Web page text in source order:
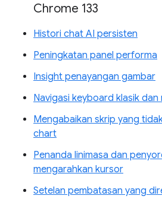
Chrome 133
Histori chat AI persisten
Peningkatan panel performa
Insight penayangan gambar
Navigasi keyboard klasik dan
Mengabaikan skrip yang
chart
Penanda linimasa dan
mengarahkan kursor
Setelan pembatasan yang